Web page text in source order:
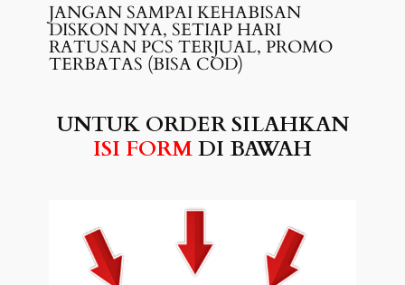
JANGAN SAMPAI KEHABISAN
DISKON NYA, SETIAP HARI
RATUSAN PCS TERJUAL, PROMO
TERBATAS (BISA COD)
UNTUK ORDER SILAHKAN
ISI FORMDI BAWAH